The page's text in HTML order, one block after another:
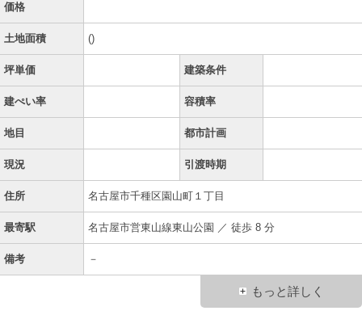
価格
土地面積 ()
坪単価 建築条件
建ぺい率 容積率
地目 都市計画
現況 引渡時期
住所 名古屋市千種区園山町１丁目
最寄駅 名古屋市営東山線東山公園 ／ 徒歩 8 分
備考 －
もっと詳しく